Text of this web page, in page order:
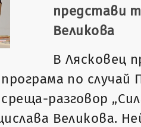
представи
Великова
В Лясковец
по
разговор
Великова.